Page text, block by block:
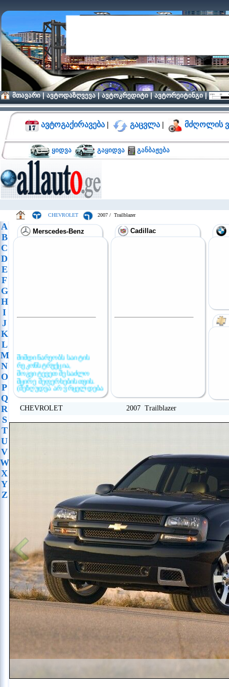
მთავარი|ავტოდაზღვევა|ავტოკრედიტი|ავტორეიტინგი|
ავტოგაქირავება | გაცვლა | მძღოლის
ყიდვა გაყიდვა განბაჟება
CHEVROLET 2007 / Trailblazer
A
B
C
D
E
F
G
H
I
J
K
L
M
N
O
P
Q
R
S
T
U
V
W
X
Y
Z
Merscedes-Benz
მიმდინარეობს საიტის
რეკონსტრუქცია,
მოგვიტევეთ შესაძლო
მცირე შეფერხებისთვის.
(შეზღუდვა არ ვრცელდება
განცხადების
Cadillac
CHEVROLET 2007 Trailblazer